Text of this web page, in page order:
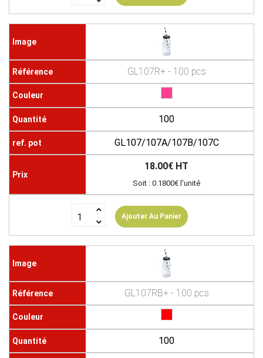
GL107R+ - 100 pcs
100
GL107/107A/107B/107C
18.00€ HT
Soit : 0.1800€ l'unité
Ajouter Au Panier
GL107RB+ - 100 pcs
100